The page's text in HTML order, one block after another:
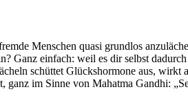
Menschen quasi grundlos
Ganz einfach: weil es dir selbst
schüttet Glückshormone aus, wirkt
im Sinne von Mahatma Gandhi: